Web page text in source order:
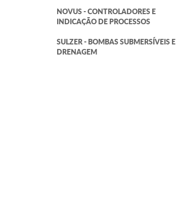
NOVUS - CONTROLADORES E
INDICAÇÃO DE PROCESSOS
SULZER - BOMBAS SUBMERSÍVEIS E
DRENAGEM